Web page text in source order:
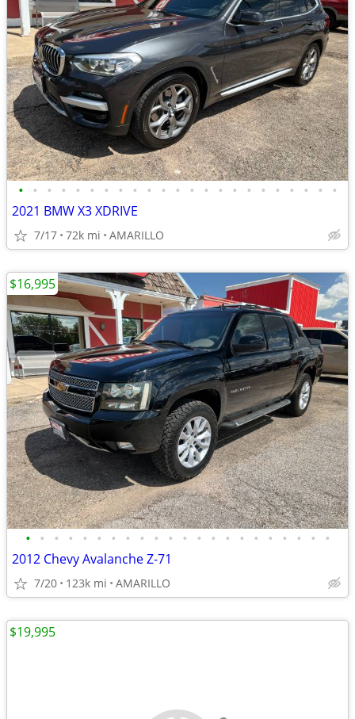
• • • • • • • • • • • • • • • • • • • • • • •
2021 BMW X3 XDRIVE
7/17 72k mi AMARILLO
• • • • • • • • • • • • • • • • • • • • • •
2012 Chevy Avalanche Z-71
7/20 123k mi AMARILLO
$16,995
$19,995